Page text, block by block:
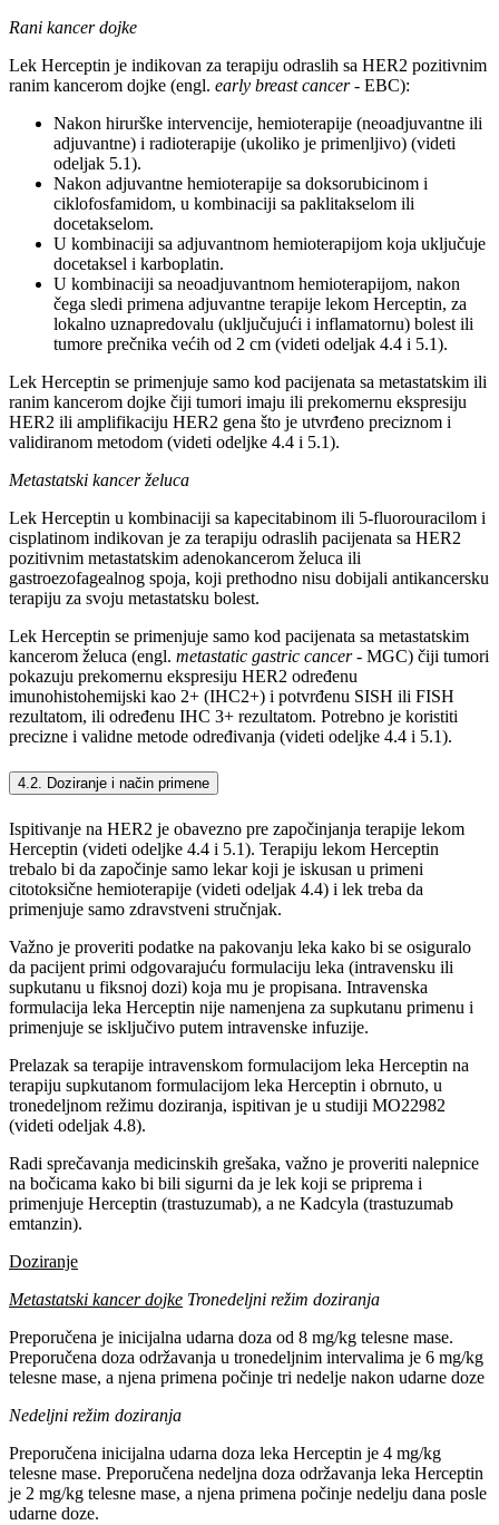
Rani kancer dojke
Lek Herceptin je indikovan za terapiju odraslih sa HER2 pozitivnim
ranim kancerom dojke (engl. early breast cancer- EBC):
Nakon hirurške intervencije, hemioterapije (neoadjuvantne ili
adjuvantne) i radioterapije (ukoliko je primenljivo) (videti
odeljak 5.1).
Nakon adjuvantne hemioterapije sa doksorubicinom i
ciklofosfamidom, u kombinaciji sa paklitakselom ili
docetakselom.
U kombinaciji sa adjuvantnom hemioterapijom koja uključuje
docetaksel i karboplatin.
U kombinaciji sa neoadjuvantnom hemioterapijom, nakon
čega sledi primena adjuvantne terapije lekom Herceptin, za
lokalno uznapredovalu (uključujući i inflamatornu) bolest ili
tumore prečnika većih od 2 cm (videti odeljak 4.4 i 5.1).
Lek Herceptin se primenjuje samo kod pacijenata sa metastatskim ili
ranim kancerom dojke čiji tumori imaju ili prekomernu ekspresiju
HER2 ili amplifikaciju HER2 gena što je utvrđeno preciznom i
validiranom metodom (videti odeljke 4.4 i 5.1).
Metastatski kancer želuca
Lek Herceptin u kombinaciji sa kapecitabinom ili 5-fluorouracilom i
cisplatinom indikovan je za terapiju odraslih pacijenata sa HER2
pozitivnim metastatskim adenokancerom želuca ili
gastroezofagealnog spoja, koji prethodno nisu dobijali antikancersku
terapiju za svoju metastatsku bolest.
Lek Herceptin se primenjuje samo kod pacijenata sa metastatskim
kancerom želuca (engl. metastatic gastric cancer- MGC) čiji tumori
pokazuju prekomernu ekspresiju HER2 određenu
imunohistohemijski kao 2+ (IHC2+) i potvrđenu SISH ili FISH
rezultatom, ili određenu IHC 3+ rezultatom. Potrebno je koristiti
precizne i validne metode određivanja (videti odeljke 4.4 i 5.1).
4.2. Doziranje i način primene
Ispitivanje na HER2 je obavezno pre započinjanja terapije lekom
Herceptin (videti odeljke 4.4 i 5.1). Terapiju lekom Herceptin
trebalo bi da započinje samo lekar koji je iskusan u primeni
citotoksične hemioterapije (videti odeljak 4.4) i lek treba da
primenjuje samo zdravstveni stručnjak.
Važno je proveriti podatke na pakovanju leka kako bi se osiguralo
da pacijent primi odgovarajuću formulaciju leka (intravensku ili
supkutanu u fiksnoj dozi) koja mu je propisana. Intravenska
formulacija leka Herceptin nije namenjena za supkutanu primenu i
primenjuje se isključivo putem intravenske infuzije.
Prelazak sa terapije intravenskom formulacijom leka Herceptin na
terapiju supkutanom formulacijom leka Herceptin i obrnuto, u
tronedeljnom režimu doziranja, ispitivan je u studiji MO22982
(videti odeljak 4.8).
Radi sprečavanja medicinskih grešaka, važno je proveriti nalepnice
na bočicama kako bi bili sigurni da je lek koji se priprema i
primenjuje Herceptin (trastuzumab), a ne Kadcyla (trastuzumab
emtanzin).
Doziranje
Metastatski kancer dojke Tronedeljni režim doziranja
Preporučena je inicijalna udarna doza od 8 mg/kg telesne mase.
Preporučena doza održavanja u tronedeljnim intervalima je 6 mg/kg
telesne mase, a njena primena počinje tri nedelje nakon udarne doze
Nedeljni režim doziranja
Preporučena inicijalna udarna doza leka Herceptin je 4 mg/kg
telesne mase. Preporučena nedeljna doza održavanja leka Herceptin
je 2 mg/kg telesne mase, a njena primena počinje nedelju dana posle
udarne doze.